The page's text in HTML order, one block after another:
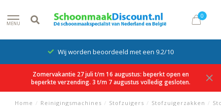
MENU
0
Wij worden beoordeeld met een 9.2/10
Zomervakantie 27 juli t/m 16 augustus: beperkt open en
beperkte verzending. 3 t/m 7 augustus volledig gesloten.
Home / Reinigingsmachines / Stofzuigers / Stofzuigerzakken /